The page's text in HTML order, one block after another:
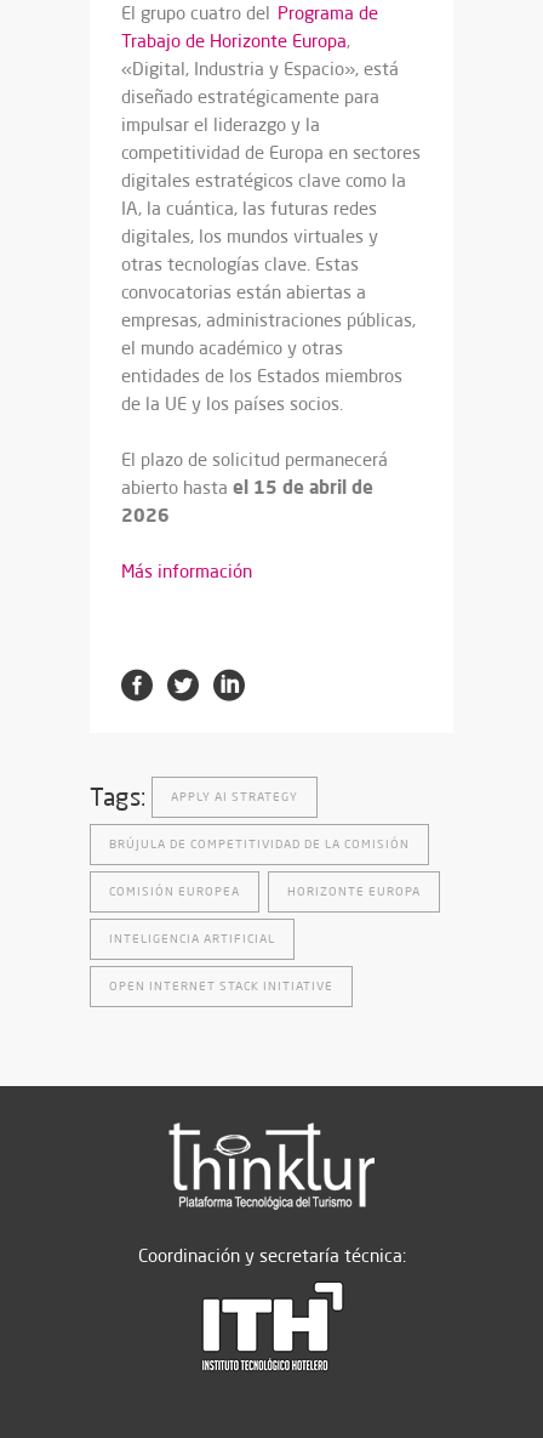
El grupo cuatro del Programa de
Trabajo de Horizonte Europa,
«Digital, Industria y Espacio», está
diseñado estratégicamente para
impulsar el liderazgo y la
competitividad de Europa en sectores
digitales estratégicos clave como la
IA, la cuántica, las futuras redes
digitales, los mundos virtuales y
otras tecnologías clave. Estas
convocatorias están abiertas a
empresas, administraciones públicas,
el mundo académico y otras
entidades de los Estados miembros
de la UE y los países socios.
El plazo de solicitud permanecerá
abierto hasta el 15 de abril de
2026
Más información
Tags: APPLY AI STRATEGY
BRÚJULA DE COMPETITIVIDAD DE LA COMISIÓN
COMISIÓN EUROPEA HORIZONTE EUROPA
INTELIGENCIA ARTIFICIAL
OPEN INTERNET STACK INITIATIVE
Coordinación y secretaría técnica: